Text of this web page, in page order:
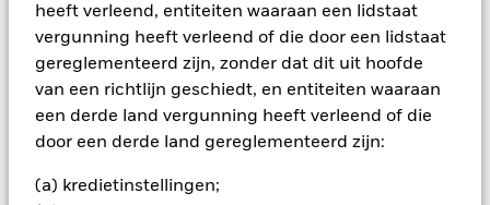
heeft verleend, entiteiten waaraan een lidstaat
vergunning heeft verleend of die door een lidstaat
gereglementeerd zijn, zonder dat dit uit hoofde
van een richtlijn geschiedt, en entiteiten waaraan
een derde land vergunning heeft verleend of die
door een derde land gereglementeerd zijn:
(a) kredietinstellingen;
gevoeliger voor veranderingen in rentetarieven en brengen
een groter 'kredietrisico' met zich mee dan vastrentende
effecten met een hogere rating. Voor Asset Backed Securities
risico’s als voor vastrentende effecten. Dergelijke
beleggingsinstrumenten zijn onderhevig aan een
liquiditeitsrisico, zij maken vaak gebruik van leningen en
activa weer. Valutarisico: Het Fonds belegt in andere valuta's.